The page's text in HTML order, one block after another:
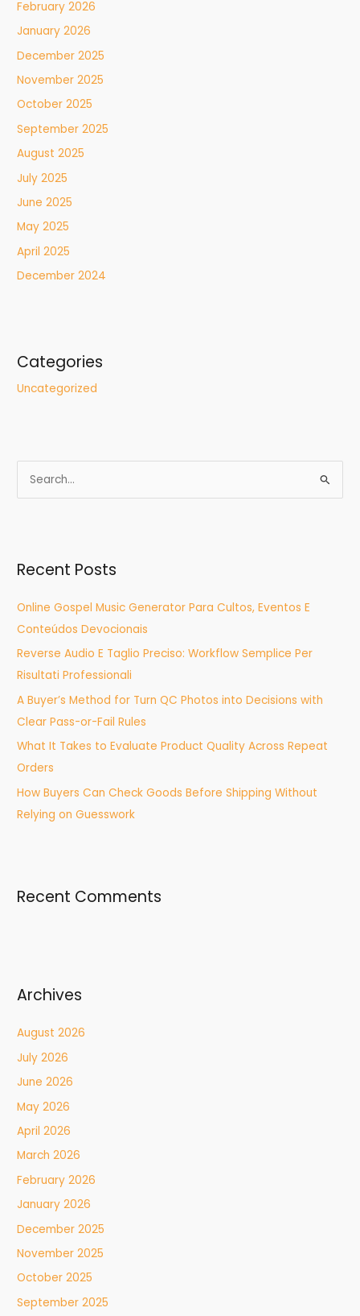
February 2026
January 2026
December 2025
November 2025
October 2025
September 2025
August 2025
July 2025
June 2025
May 2025
April 2025
December 2024
Categories
Uncategorized
e
c
f
o
r
:
Recent Posts
Online Gospel Music Generator Para Cultos, Eventos E
Conteúdos Devocionais
Reverse Audio E Taglio Preciso: Workflow Semplice Per
Risultati Professionali
A Buyer’s Method for Turn QC Photos into Decisions with
Clear Pass-or-Fail Rules
What It Takes to Evaluate Product Quality Across Repeat
Orders
How Buyers Can Check Goods Before Shipping Without
Relying on Guesswork
Recent Comments
Archives
August 2026
July 2026
June 2026
May 2026
April 2026
March 2026
February 2026
January 2026
December 2025
November 2025
October 2025
September 2025